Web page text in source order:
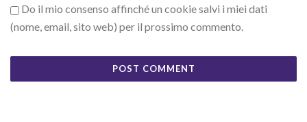
Do il mio consenso affinché un cookie salvi i miei dati
(nome, email, sito web) per il prossimo commento.